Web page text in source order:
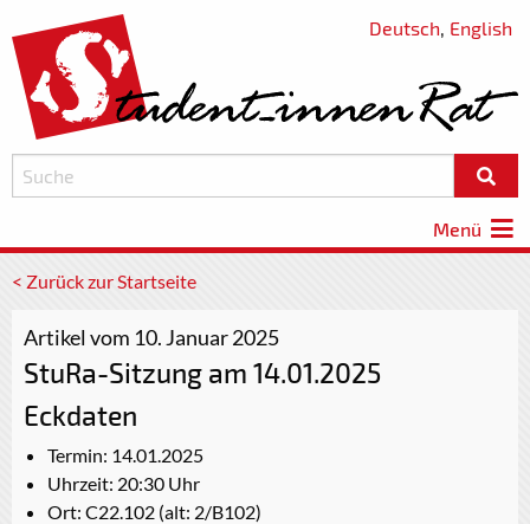
Deutsch, English
Menü
< Zurück zur Startseite
Artikel vom 10. Januar 2025
StuRa-Sitzung am 14.01.2025
Eckdaten
Termin: 14.01.2025
Uhrzeit: 20:30 Uhr
Ort: C22.102 (alt: 2/B102)